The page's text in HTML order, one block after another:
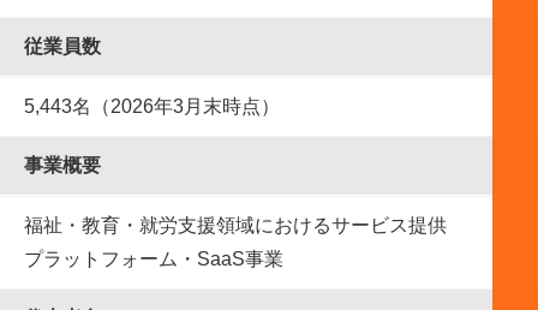
従業員数
5,443名（2026年3月末時点）
事業概要
福祉・教育・就労支援領域におけるサービス提供
プラットフォーム・SaaS事業